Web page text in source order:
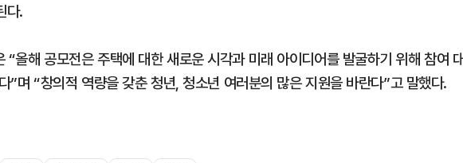
다.
올해 공모전은 주택에 대한 새로운 시각과 미래 아이디어를 발굴하기 위해 참여
”며 “창의적 역량을 갖춘 청년, 청소년 여러분의 많은 지원을 바란다”고 말했다.